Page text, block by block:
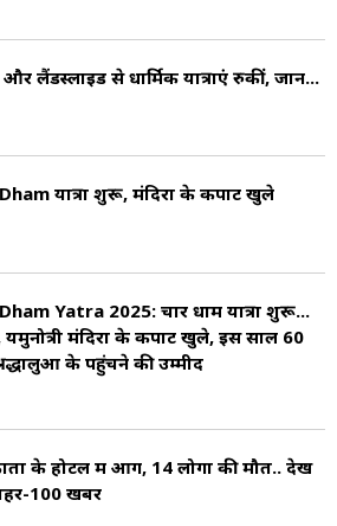
और लैंडस्लाइड से धार्मिक यात्राएं रुकीं, जानें...
यात्रा शुरू, मंदिरों के कपाट खुले
Yatra 2025: चार धाम यात्रा शुरू...
यमुनोत्री मंदिरों के कपाट खुले, इस साल 60
के पहुंचने की उम्मीद
के होटल में आग, 14 लोगों की मौत.. देखें
100 खबर